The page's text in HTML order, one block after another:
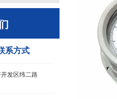
系方式
发区纬二路